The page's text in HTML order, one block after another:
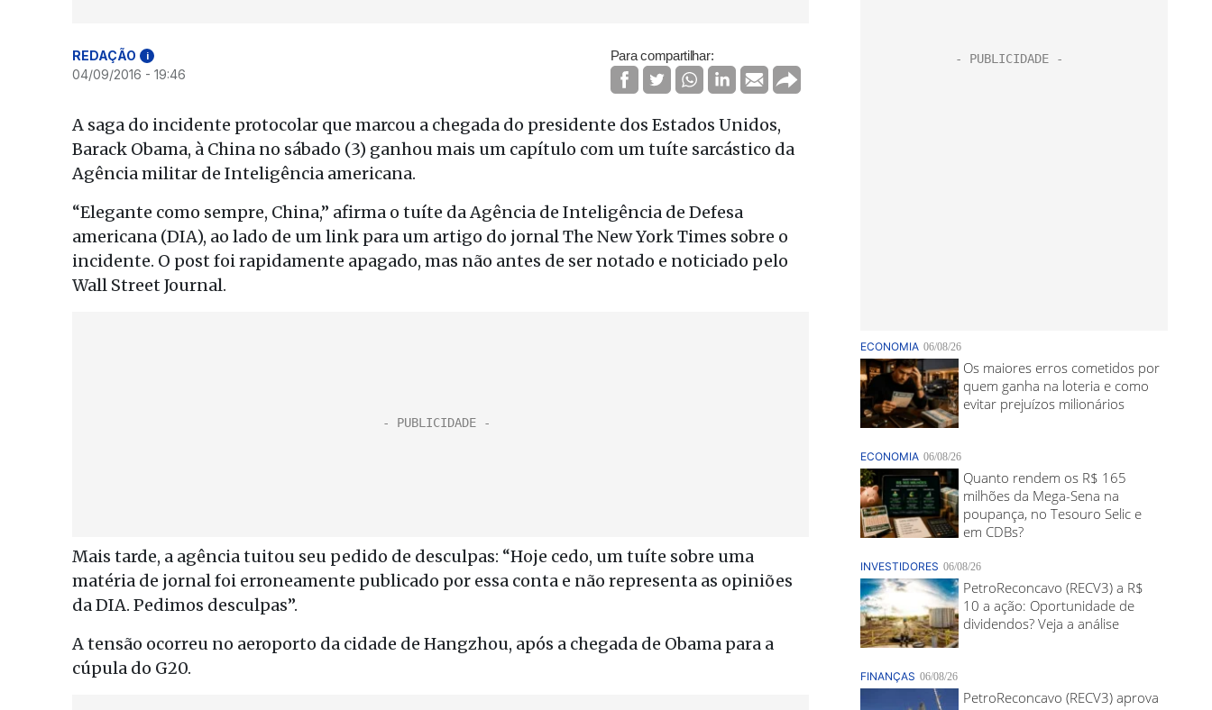
REDAÇÃO i
04/09/2016 - 19:46
Para compartilhar:
A saga do incidente protocolar que marcou a chegada do presidente dos Estados Unidos,
Barack Obama, à China no sábado (3) ganhou mais um capítulo com um tuíte sarcástico da
Agência militar de Inteligência americana.
“Elegante como sempre, China,” afirma o tuíte da Agência de Inteligência de Defesa
americana (DIA), ao lado de um link para um artigo do jornal The New York Times sobre o
incidente. O post foi rapidamente apagado, mas não antes de ser notado e noticiado pelo
Wall Street Journal.
Mais tarde, a agência tuitou seu pedido de desculpas: “Hoje cedo, um tuíte sobre uma
matéria de jornal foi erroneamente publicado por essa conta e não representa as opiniões
da DIA. Pedimos desculpas”.
A tensão ocorreu no aeroporto da cidade de Hangzhou, após a chegada de Obama para a
cúpula do G20.